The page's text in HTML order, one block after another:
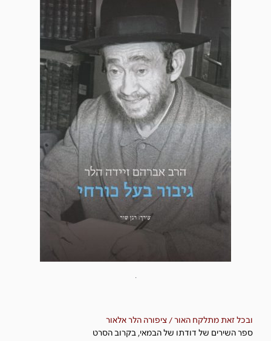
.
ובכל זאת מתלקח האור / ציפורה הלר אלאור
ספר השירים של דודתו של הבמאי, בקרוב הסרט